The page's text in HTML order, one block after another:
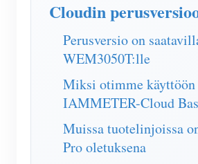
IAMMETER Simulaattori
Energian ennuste- ja
Sovellukset
Sähkönkulutuksen seuranta
Resurssit
Cloudin
Perusversio on
WEM3050T:lle
Miksi otimme käyttöön
IAMMETER-Cloud
Muissa tuotelinjoissa
Pro oletuksena